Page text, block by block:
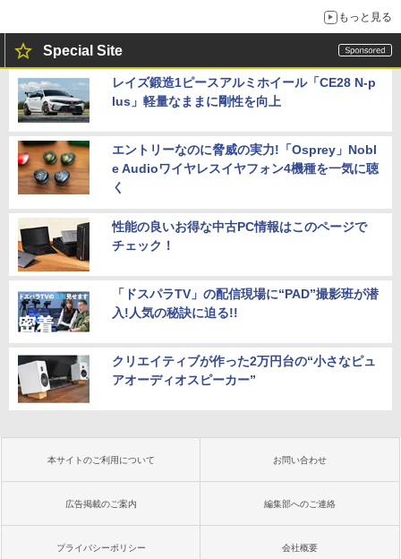
もっと見る
Special Site
レイズ鍛造1ピースアルミホイール「CE28 N-p
lus」軽量なままに剛性を向上
エントリーなのに脅威の実力!「Osprey」Nobl
e Audioワイヤレスイヤフォン4機種を一気に聴
く
性能の良いお得な中古PC情報はこのページで
チェック！
「ドスパラTV」の配信現場に“PAD”撮影班が潜
入!人気の秘訣に迫る!!
クリエイティブが作った2万円台の“小さなピュ
アオーディオスピーカー”
本サイトのご利用について お問い合わせ
広告掲載のご案内 編集部へのご連絡
プライバシーポリシー 会社概要